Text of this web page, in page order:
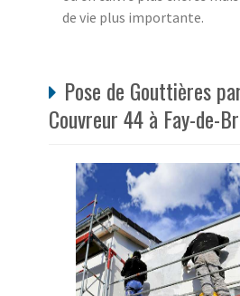
de vie plus importante.
Pose de Gouttières
Couvreur 44 à Fay-de-